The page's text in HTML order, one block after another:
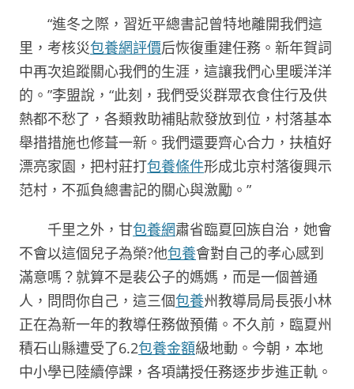
“進冬之際，習近平總書記曾特地離開我們這
里，考核災包養網評價后恢復重建任務。新年賀詞
中再次追蹤關心我們的生涯，這讓我們心里暖洋洋
的。”李盟說，“此刻，我們受災群眾衣食住行及供
熱都不愁了，各類救助補貼款發放到位，村落基本
舉措措施也修葺一新。我們還要齊心合力，扶植好
漂亮家園，把村莊打包養條件形成北京村落復興示
范村，不孤負總書記的關心與激勵。”
千里之外，甘包養網肅省臨夏回族自治，她會
不會以這個兒子為榮?他包養會對自己的孝心感到
滿意嗎？就算不是裴公子的媽媽，而是一個普通
人，問問你自己，這三個包養州教導局局長張小林
正在為新一年的教導任務做預備。不久前，臨夏州
積石山縣遭受了6.2包養金額級地動。今朝，本地
中小學已陸續停課，各項講授任務逐步步進正軌。